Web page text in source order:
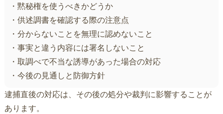
・黙秘権を使うべきかどうか
・供述調書を確認する際の注意点
・分からないことを無理に認めないこと
・事実と違う内容には署名しないこと
・取調べで不当な誘導があった場合の対応
・今後の見通しと防御方針
逮捕直後の対応は、その後の処分や裁判に影響することが
あります。